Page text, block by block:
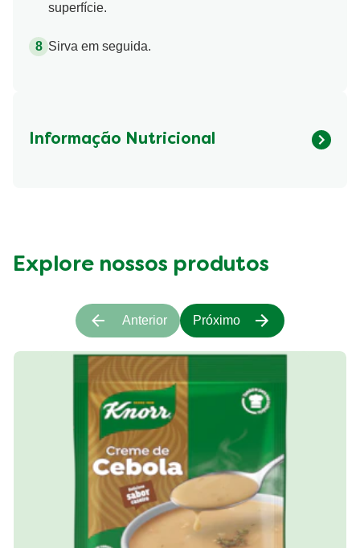
superfície.
Sirva em seguida.
Informação Nutricional
Explore nossos produtos
Anterior Próximo